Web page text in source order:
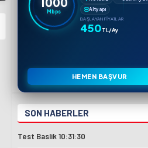
Mbps
Altyapı
BAŞLAYAN FIYATLAR
450TL/Ay
HEMEN BAŞVUR
SON HABERLER
Test Baslik 10:31:30